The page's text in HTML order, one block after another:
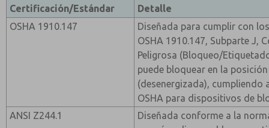
Certificación/Estándar
Detalle
OSHA 1910.147
Diseñada para cumplir con
OSHA 1910.147, Subparte J,
Peligrosa (Bloqueo/
puede bloquear en la posición
(desenergizada), cumpliendo
OSHA para dispositivos de
ANSI Z244.1
Diseñada conforme a la